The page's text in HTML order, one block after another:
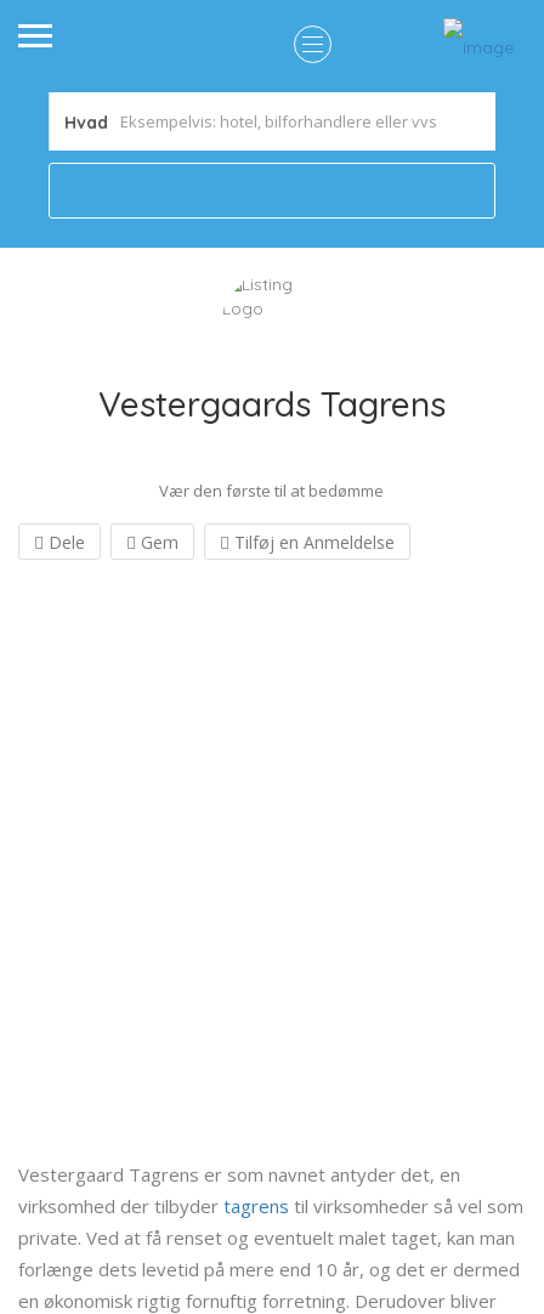
Hvad
Vestergaards Tagrens
Vær den første til at bedømme
Dele Gem Tilføj en Anmeldelse
Vestergaard Tagrens er som navnet antyder det, en
virksomhed der tilbyder tagrens til virksomheder så vel som
private. Ved at få renset og eventuelt malet taget, kan man
forlænge dets levetid på mere end 10 år, og det er dermed
en økonomisk rigtig fornuftig forretning. Derudover bliver